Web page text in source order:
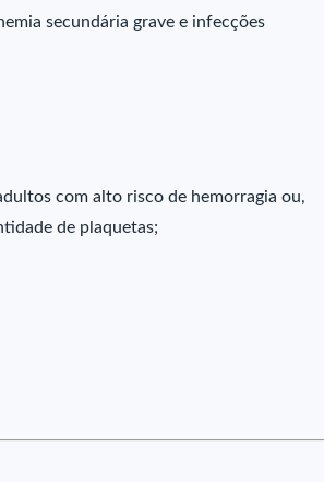
secundária grave e infecções
com alto risco de hemorragia ou,
de plaquetas;